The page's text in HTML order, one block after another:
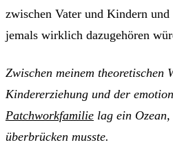
zwischen Vater und Kindern
jemals wirklich dazugehören
Zwischen meinem theoretischen
Kindererziehung und der
Patchworkfamilie lag ein
überbrücken musste.